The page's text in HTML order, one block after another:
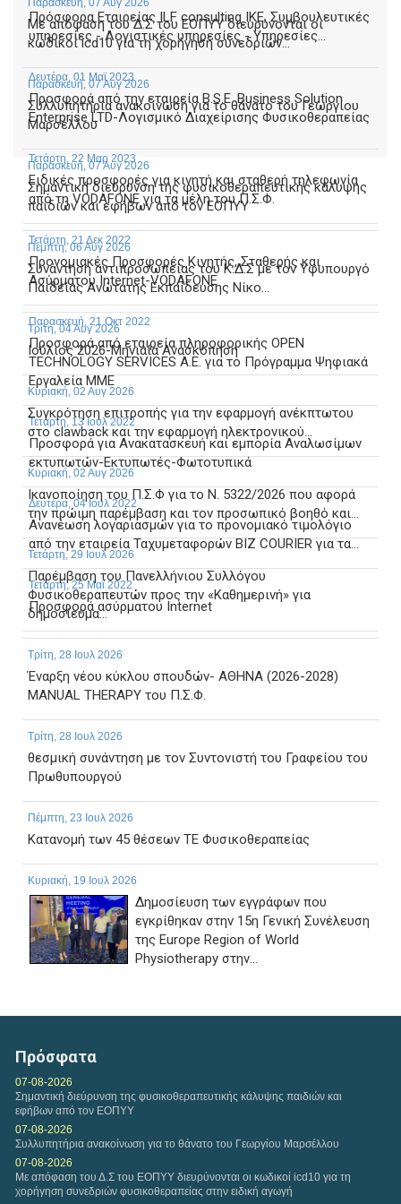
Πρόσφορα Εταιρείας ILF consulting ΙΚΕ, Συμβουλευτικές
υπηρεσίες - Λογιστικές υπηρεσίες - Υπηρεσίες...
Δευτέρα, 01 Μαϊ 2023
Προσφορά από την εταιρεία B.S.E. Business Solution
Enterprise LTD-Λογισμικό Διαχείρισης Φυσικοθεραπείας
Τετάρτη, 22 Μαρ 2023
Ειδικές προσφορές για κινητή και σταθερή τηλεφωνία
από τη VODAFONE για τα μέλη του Π.Σ.Φ.
Τετάρτη, 21 Δεκ 2022
Προνομιακές Προσφορές Κινητής, Σταθερής και
Ασύρματου Internet-VODAFONE
Παρασκευή, 21 Οκτ 2022
Προσφορά από εταιρεία πληροφορικής OPEN
TECHNOLOGY SERVICES Α.Ε. για το Πρόγραμμα Ψηφιακά
Εργαλεία ΜΜΕ
Τετάρτη, 13 Ιουλ 2022
Προσφορά για Ανακατασκευή και εμπορία Αναλωσίμων
εκτυπωτών-Εκτυπωτές-Φωτοτυπικά
Δευτέρα, 04 Ιουλ 2022
Ανανέωση λογαριασμών για το προνομιακό τιμολόγιο
από την εταιρεία Ταχυμεταφορών BIZ CΟURIER για τα...
Τετάρτη, 25 Μαϊ 2022
Προσφορά ασύρματου Internet
Με απόφαση του Δ.Σ του ΕΟΠΥΥ διευρύνονται οι
κωδικοί icd10 για τη χορήγηση συνεδριών...
Παρασκευή, 07 Αυγ 2026
Συλλυπητήρια ανακοίνωση για το θάνατο του Γεωργίου
Μαρσέλλου
Παρασκευή, 07 Αυγ 2026
Σημαντική διεύρυνση της φυσικοθεραπευτικής κάλυψης
παιδιών και εφήβων από τον ΕΟΠΥΥ
Πέμπτη, 06 Αυγ 2026
Συνάντηση αντιπροσωπείας του Κ.Δ.Σ με τον Υφυπουργό
Παιδείας Ανώτατης Εκπαίδευσης Νίκο...
Τρίτη, 04 Αυγ 2026
Ιούλιος 2026-Μηνιαία Ανασκόπηση
Κυριακή, 02 Αυγ 2026
Συγκρότηση επιτροπής για την εφαρμογή ανέκπτωτου
στο clawback και την εφαρμογή ηλεκτρονικού...
Κυριακή, 02 Αυγ 2026
Ικανοποίηση του Π.Σ.Φ για το Ν. 5322/2026 που αφορά
την πρώιμη παρέμβαση και τον προσωπικό βοηθό και...
Τετάρτη, 29 Ιουλ 2026
Παρέμβαση του Πανελλήνιου Συλλόγου
Φυσικοθεραπευτών προς την «Καθημερινή» για
δημοσίευμα...
Τρίτη, 28 Ιουλ 2026
Έναρξη νέου κύκλου σπουδών- ΑΘΗΝΑ (2026-2028)
MANUAL THERAPY του Π.Σ.Φ.
Τρίτη, 28 Ιουλ 2026
θεσμική συνάντηση με τον Συντονιστή του Γραφείου του
Πρωθυπουργού
Πέμπτη, 23 Ιουλ 2026
Κατανομή των 45 θέσεων ΤΕ Φυσικοθεραπείας
Κυριακή, 19 Ιουλ 2026
Δημοσίευση των εγγράφων που
εγκρίθηκαν στην 15η Γενική Συνέλευση
της Europe Region of World
Physiotherapy στην...
ΠΑΡΑΤΑΣΗ ΗΜΕΡΟΜΗΝΙΑΣ ΥΠΟΒΟΛΗΣ
ΕΚΔΗΛΩΣΗΣ ΕΝΔΙΑΦΕΡΟΝΤΟΣ...
Πρόσφατα
07-08-2026
Σημαντική διεύρυνση της φυσικοθεραπευτικής κάλυψης παιδιών και
εφήβων από τον ΕΟΠΥΥ
07-08-2026
Συλλυπητήρια ανακοίνωση για το θάνατο του Γεωργίου Μαρσέλλου
07-08-2026
Με απόφαση του Δ.Σ του ΕΟΠΥΥ διευρύνονται οι κωδικοί icd10 για τη
χορήγηση συνεδριών φυσικοθεραπείας στην ειδική αγωγή